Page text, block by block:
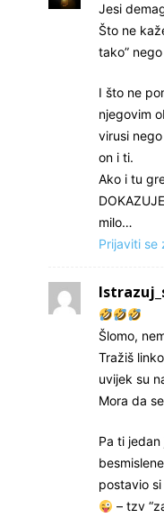
Jesi
Što ne
tako”
I što ne
njegovim
virusi
on i ti.
Ako i tu
milo…
Prijaviti se
Šlomo,
Tražiš
uvijek su
Mora da
Pa ti
postavio si
– tzv